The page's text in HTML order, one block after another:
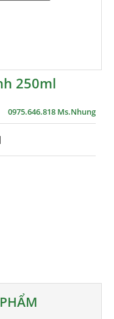
250ml
0975.646.818 Ms.Nhung